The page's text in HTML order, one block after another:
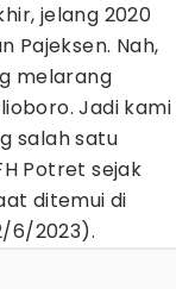
jelang 2020
Pajeksen. Nah,
melarang
Jadi kami
salah satu
Potret sejak
ditemui di
6/2023).